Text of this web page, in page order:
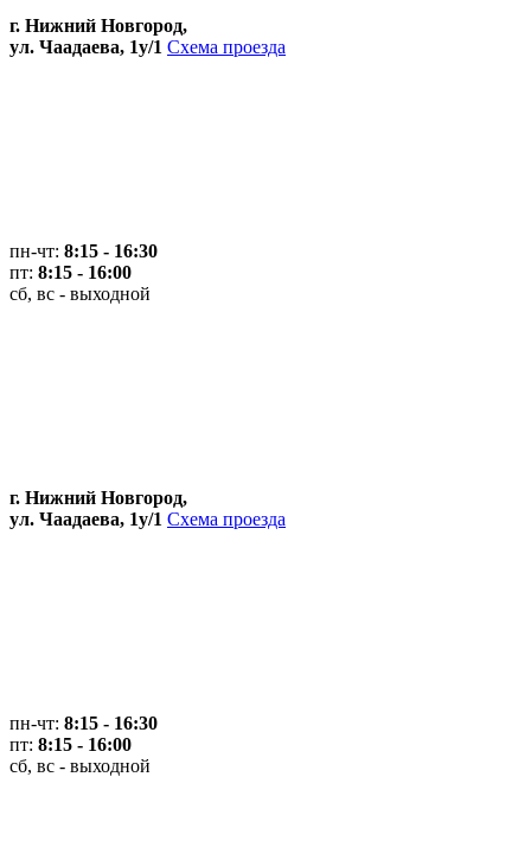
г. Нижний Новгород,
ул. Чаадаева, 1у/1 Схема проезда
пн-чт: 8:15 - 16:30
пт: 8:15 - 16:00
сб, вс - выходной
г. Нижний Новгород,
ул. Чаадаева, 1у/1 Схема проезда
пн-чт: 8:15 - 16:30
пт: 8:15 - 16:00
сб, вс - выходной